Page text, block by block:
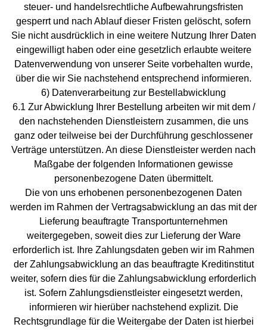
steuer- und handelsrechtliche Aufbewahrungsfristen
gesperrt und nach Ablauf dieser Fristen gelöscht, sofern
Sie nicht ausdrücklich in eine weitere Nutzung Ihrer Daten
eingewilligt haben oder eine gesetzlich erlaubte weitere
Datenverwendung von unserer Seite vorbehalten wurde,
über die wir Sie nachstehend entsprechend informieren.
6) Datenverarbeitung zur Bestellabwicklung
6.1 Zur Abwicklung Ihrer Bestellung arbeiten wir mit dem /
den nachstehenden Dienstleistern zusammen, die uns
ganz oder teilweise bei der Durchführung geschlossener
Verträge unterstützen. An diese Dienstleister werden nach
Maßgabe der folgenden Informationen gewisse
personenbezogene Daten übermittelt.
Die von uns erhobenen personenbezogenen Daten
werden im Rahmen der Vertragsabwicklung an das mit der
Lieferung beauftragte Transportunternehmen
weitergegeben, soweit dies zur Lieferung der Ware
erforderlich ist. Ihre Zahlungsdaten geben wir im Rahmen
der Zahlungsabwicklung an das beauftragte Kreditinstitut
weiter, sofern dies für die Zahlungsabwicklung erforderlich
ist. Sofern Zahlungsdienstleister eingesetzt werden,
informieren wir hierüber nachstehend explizit. Die
Rechtsgrundlage für die Weitergabe der Daten ist hierbei